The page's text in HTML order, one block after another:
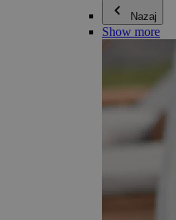
Nazaj
Show more